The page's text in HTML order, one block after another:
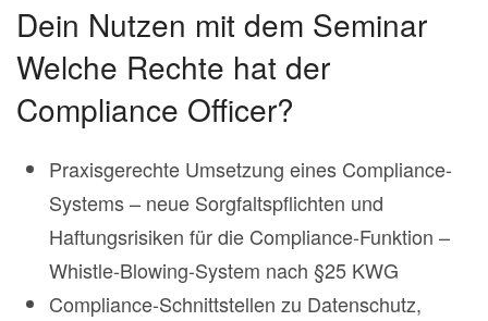
Dein Nutzen mit dem Seminar
Welche Rechte hat der
Compliance Officer?
Praxisgerechte Umsetzung eines Compliance-
Systems – neue Sorgfaltspflichten und
Haftungsrisiken für die Compliance-Funktion –
Whistle-Blowing-System nach §25 KWG
Compliance-Schnittstellen zu Datenschutz,